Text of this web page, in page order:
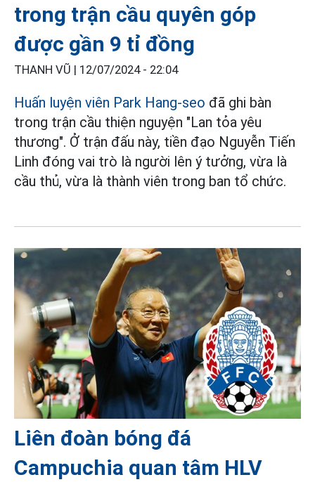
trong trận cầu quyên góp
được gần 9 tỉ đồng
THANH VŨ | 12/07/2024 - 22:04
Huấn luyện viên Park Hang-seo đã ghi bàn
trong trận cầu thiện nguyện "Lan tỏa yêu
thương". Ở trận đấu này, tiền đạo Nguyễn Tiến
Linh đóng vai trò là người lên ý tưởng, vừa là
cầu thủ, vừa là thành viên trong ban tổ chức.
Liên đoàn bóng đá
Campuchia quan tâm HLV